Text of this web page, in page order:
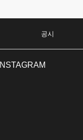
공시
INSTAGRAM